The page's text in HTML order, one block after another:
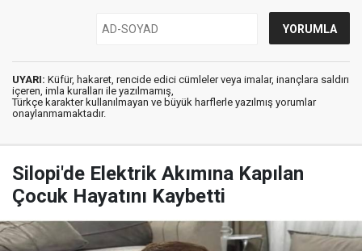
UYARI: Küfür, hakaret, rencide edici cümleler veya imalar, inançlara saldırı
içeren, imla kuralları ile yazılmamış,
Türkçe karakter kullanılmayan ve büyük harflerle yazılmış yorumlar
onaylanmamaktadır.
Silopi'de Elektrik Akımına Kapılan
Çocuk Hayatını Kaybetti